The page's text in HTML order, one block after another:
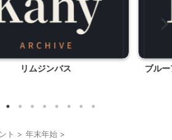
リムジンバス ブルー
ト > 年末年始 >